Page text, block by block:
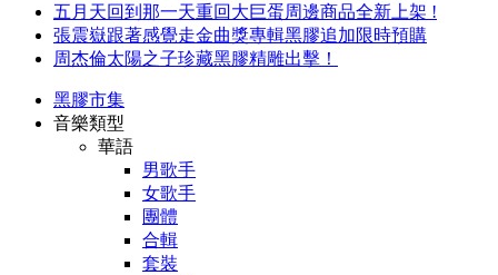
五月天回到那一天重回大巨蛋周邊商品全新上架 !
張震嶽跟著感覺走金曲獎專輯黑膠追加限時預購
周杰倫太陽之子珍藏黑膠精雕出擊！
黑膠市集
音樂類型
華語
男歌手
女歌手
團體
合輯
套裝